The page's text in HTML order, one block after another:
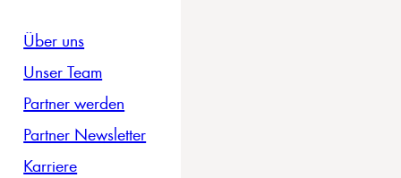
Über uns
Unser Team
Partner werden
Partner Newsletter
Karriere